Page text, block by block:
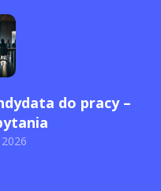
do pracy –